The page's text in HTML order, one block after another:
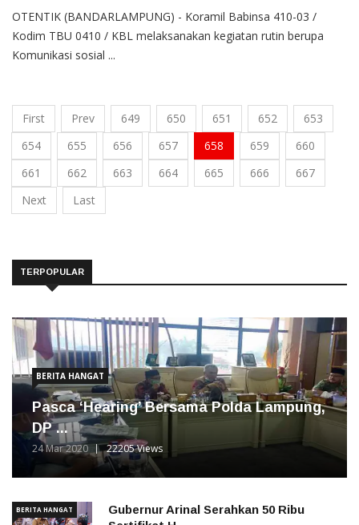
OTENTIK (BANDARLAMPUNG) - Koramil Babinsa 410-03 /
Kodim TBU 0410 / KBL melaksanakan kegiatan rutin berupa
Komunikasi sosial ...
First Prev 649 650 651 652
653
654
655 656 657 658 659
660
661
662 663 664 665 666
667
Next
Last
TERPOPULAR
BERITA HANGAT
Pasca ‘Hearing’ Bersama Polda Lampung,
DP ...
24 Mar 2020 22205 Views
BERITA HANGAT
Gubernur Arinal Serahkan 50 Ribu